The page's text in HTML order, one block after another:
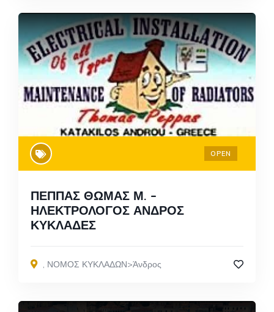
OPEN
ΠΕΠΠΑΣ ΘΩΜΑΣ Μ. –
ΗΛΕΚΤΡΟΛΟΓΟΣ ΑΝΔΡΟΣ
ΚΥΚΛΑΔΕΣ
, ΝΟΜΟΣ ΚΥΚΛΑΔΩΝ>Άνδρος